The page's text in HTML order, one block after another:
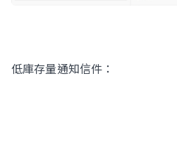
低庫存量通知信件：